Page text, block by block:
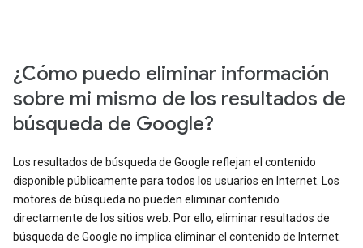
¿Cómo puedo eliminar información
sobre mi mismo de los resultados de
búsqueda de Google?
Los resultados de búsqueda de Google reflejan el contenido
disponible públicamente para todos los usuarios en Internet. Los
motores de búsqueda no pueden eliminar contenido
directamente de los sitios web. Por ello, eliminar resultados de
búsqueda de Google no implica eliminar el contenido de Internet.